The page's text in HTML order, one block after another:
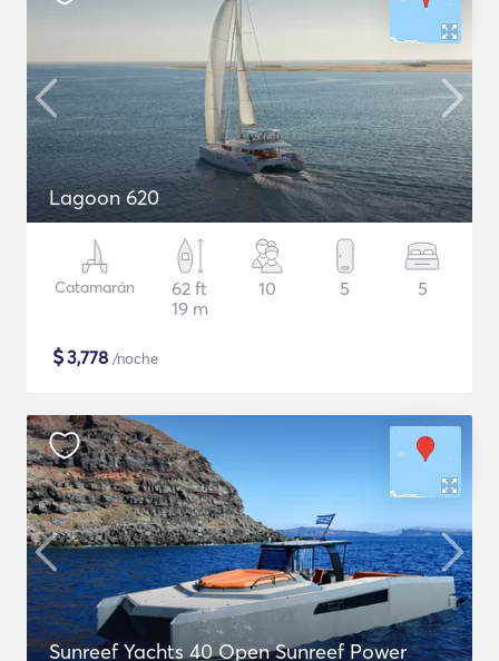
Lagoon 620
Catamarán
62 ft
19 m
10 5 5
$3,778 /noche
Sunreef Yachts 40 Open Sunreef Power